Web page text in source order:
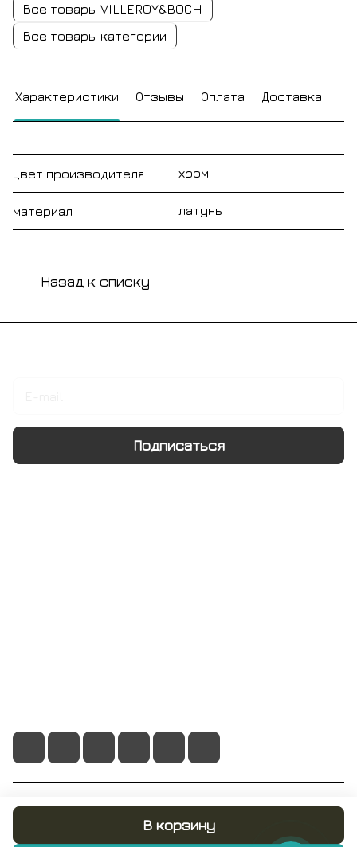
В корзину
Все товары VILLEROY&BOCH
Все товары категории
Характеристики Отзывы Оплата Доставка
цвет производителя хром
материал латунь
Назад к списку
Подписаться
© 2026 RUMIX.SHOP